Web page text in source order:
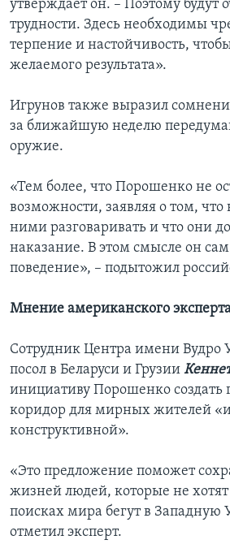
утверждает он. – Поэтому будут
трудности. Здесь необходимы
терпение и настойчивость,
желаемого результата».
Игрунов также выразил
за ближайшую неделю
оружие.
«Тем более, что Порошенко не
возможности, заявляя о том,
ними разговаривать и что они
наказание. В этом смысле он
поведение», – подытожил
Мнение американского
Сотрудник Центра имени
посол в Беларуси и Грузии
инициативу Порошенко
коридор для мирных жителей
конструктивной».
«Это предложение поможет
жизней людей, которые не
поисках мира бегут в Западную
отметил эксперт.